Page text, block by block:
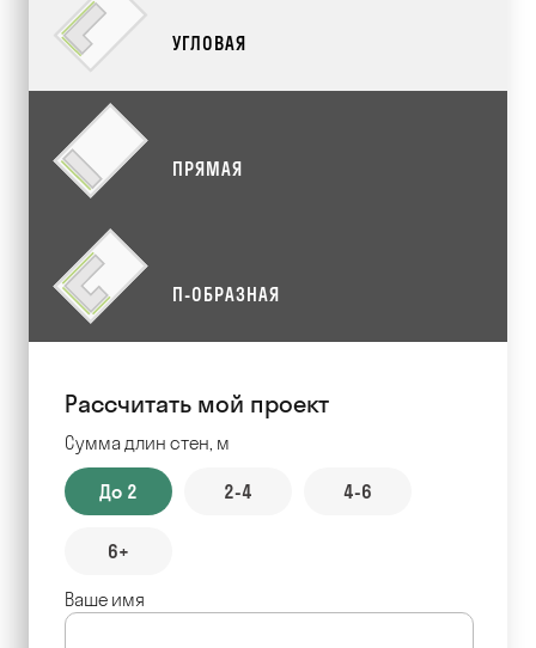
УГЛОВАЯ
ПРЯМАЯ
П-ОБРАЗНАЯ
Рассчитать мой проект
Сумма длин стен, м
До 2 2-4 4-6
6+
Ваше имя